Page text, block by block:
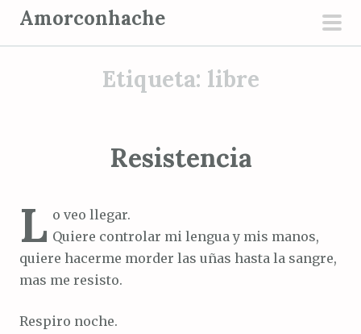
Amorconhache
Etiqueta: libre
Resistencia
L o veo llegar.
Quiere controlar mi lengua y mis manos,
quiere hacerme morder las uñas hasta la sangre,
mas me resisto.
Respiro noche.